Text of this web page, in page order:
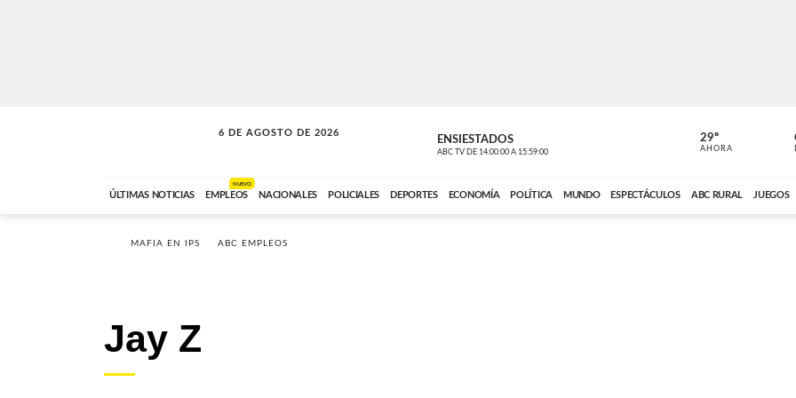
6 DE AGOSTO DE 2026
A DE LA TARDE ENSIESTADOS
ABC TV DE 14:00:00 A 15:59:00 ABC CARDINAL
29º
AHORA
ÚLTIMAS NOTICIAS EMPLEOS
NUEVO
NACIONALES POLICIALES DEPORTES ECONOMÍA POLÍTICA MUNDO ESPECTÁCULOS ABC RURAL JUEGOS
MAFIA EN IPS ABC EMPLEOS
Jay Z